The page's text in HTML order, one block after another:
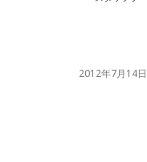
2012年7月14日